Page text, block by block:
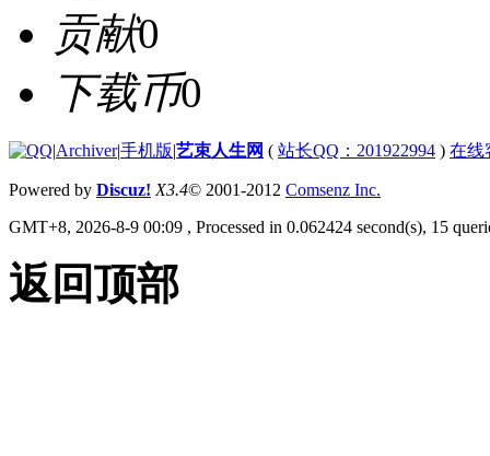
贡献0
下载币0
|Archiver|手机版|艺束人生网 ( 站长QQ：201922994 ) 在线
Powered by Discuz! X3.4© 2001-2012 Comsenz Inc.
GMT+8, 2026-8-9 00:09 , Processed in 0.062424 second(s), 15
返回顶部